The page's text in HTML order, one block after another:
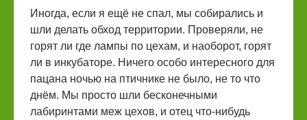
Иногда, если я ещё не спал, мы собирались и
шли делать обход территории. Проверяли, не
горят ли где лампы по цехам, и наоборот, горят
ли в инкубаторе. Ничего особо интересного для
пацана ночью на птичнике не было, не то что
днём. Мы просто шли бесконечными
лабиринтами меж цехов, и отец что-нибудь